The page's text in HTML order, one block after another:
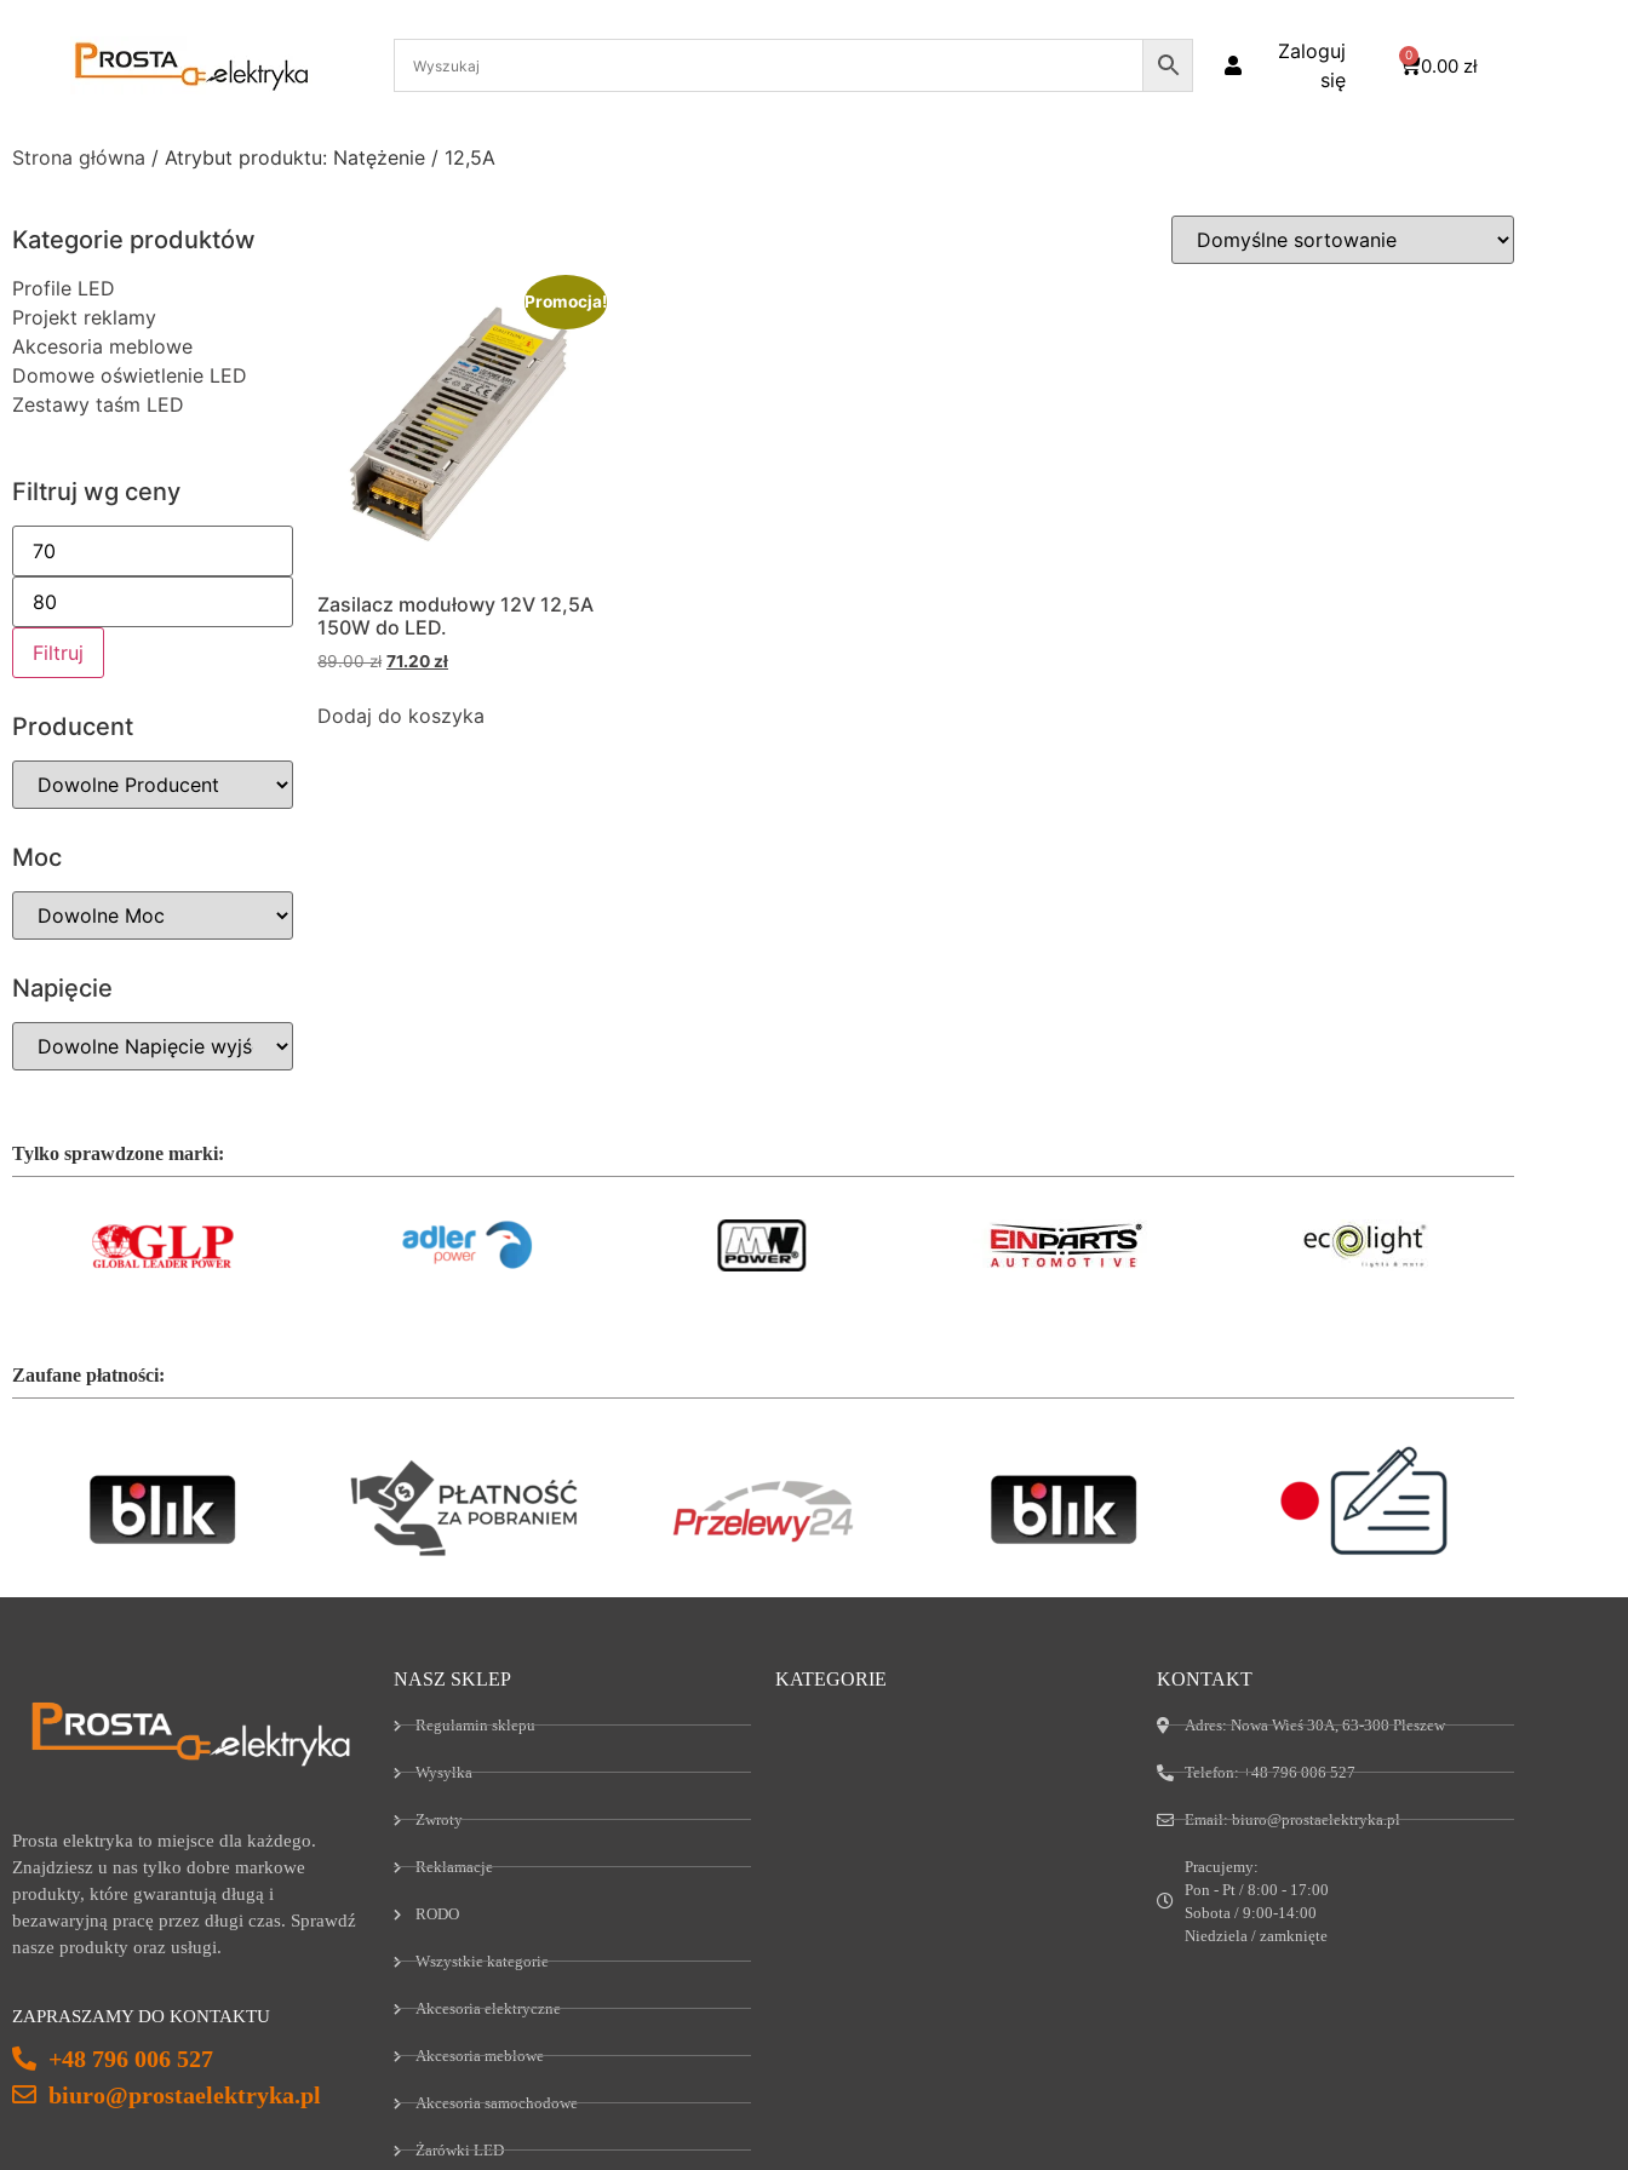
Zaloguj
się
0.00 zł
0
Strona główna / Atrybut produktu: Natężenie / 12,5A
Kategorie produktów
Profile LED
Projekt reklamy
Akcesoria meblowe
Domowe oświetlenie LED
Zestawy taśm LED
Filtruj wg ceny
Filtruj
Producent
Moc
Napięcie
Promocja!
Zasilacz modułowy 12V 12,5A
150W do LED.
89.00zł 71.20 zł
Dodaj do koszyka
Tylko sprawdzone marki:
Zaufane płatności:
Prosta elektryka to miejsce dla każdego.
Znajdziesz u nas tylko dobre markowe
produkty, które gwarantują długą i
bezawaryjną pracę przez długi czas. Sprawdź
nasze produkty oraz usługi.
ZAPRASZAMY DO KONTAKTU
+48 796 006 527
biuro@prostaelektryka.pl
NASZ SKLEP
Regulamin sklepu
Wysyłka
Zwroty
Reklamacje
RODO
Wszystkie kategorie
Akcesoria elektryczne
Akcesoria meblowe
Akcesoria samochodowe
Żarówki LED
KATEGORIE KONTAKT
Adres:Nowa Wieś 30A, 63-300 Pleszew
Telefon:+48 796 006 527
Email:biuro@prostaelektryka.pl
Pracujemy:
Pon - Pt / 8:00 - 17:00
Sobota / 9:00-14:00
Niedziela / zamknięte